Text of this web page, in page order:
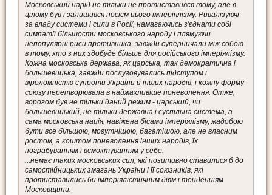
Московський нарід не тільки не протиставився тому, але в
цілому був і залишився носієм цього імперіялізму. Ривалізуючі
за владу системи і сили в Росії, намагаючись з'єднати собі
симпатії більшости московського народу і плямуючи
непопулярні риси противника, завжди суперничали між собою
в тому, хто з них здобуде більше для російського імперіялізму.
Кожна московська держава, як царська, так демократична і
большевицька, завжди послуговувались підступом і
віроломністю супроти України й інших народів, і кожну форму
союзу перетворювала в найжахливіше поневолення. Отже,
ворогом був не тільки даний режим - царський, чи
большевицький, не тільки державна і суспільна система, а
сама московська нація, навіжена бісами імперіялізму, жадобою
бути все більшою, могутнішою, багатішою, але не власним
ростом, а коштом поневолення інших народів, їх
пограбуванням і всмоктуванням у себе.
...немає таких московських сил, які позитивно ставилися б до
самостійницьких змагань України і її союзників, які
протиставились би імперіялістичним діям і тенденціям
Московщини.